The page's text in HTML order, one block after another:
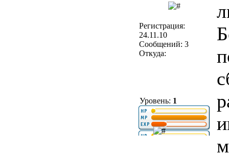
Регистрация:
24.11.10
Сообщений: 3
Откуда:
Уровень: 1